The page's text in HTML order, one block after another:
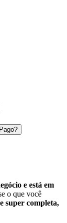
e está em
o que você
super completa,